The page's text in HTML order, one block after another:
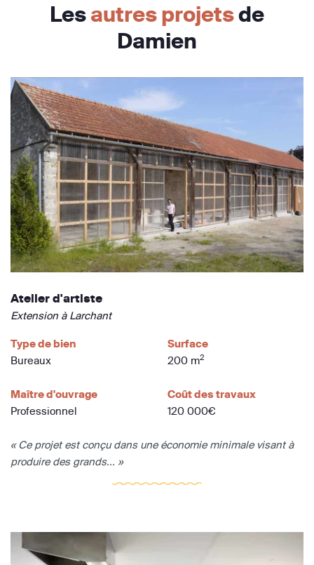
Lesautres projetsde
Damien
Atelier d'artiste
Extension à Larchant
Type de bien
Bureaux
Surface
200 m2
Maître d'ouvrage
Professionnel
Coût des travaux
120 000€
« Ce projet est conçu dans une économie minimale visant à
produire des grands... »